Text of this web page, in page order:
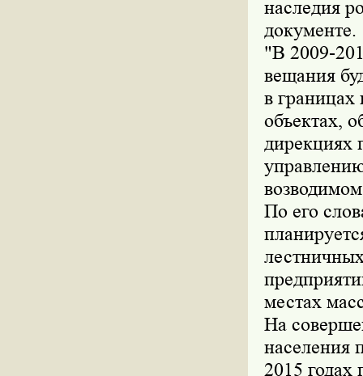
наследия
документе.
"В 2009-
вещания
в границах
объектах,
дирекциях
По его
местах
На
населения
2015 годах